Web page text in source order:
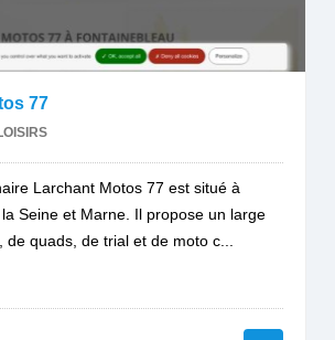
77
Larchant Motos 77 est situé à
Seine et Marne. Il propose un large
quads, de trial et de moto c...